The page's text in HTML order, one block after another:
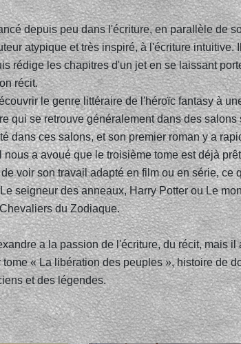
depuis peu dans l'écriture, en parallèle de
atypique et très inspiré, à l'écriture
rédige les chapitres d'un jet en se laissant
récit.
le genre littéraire de l'héroïc fantasy à
qui se retrouve généralement dans des
dans ces salons, et son premier roman y a
a avoué que le troisième tome est déjà
voir son travail adapté en film ou en série,
seigneur des anneaux, Harry Potter ou Le
du Zodiaque.
a la passion de l'écriture, du récit, mais
« La libération des peuples », histoire de
et des légendes.